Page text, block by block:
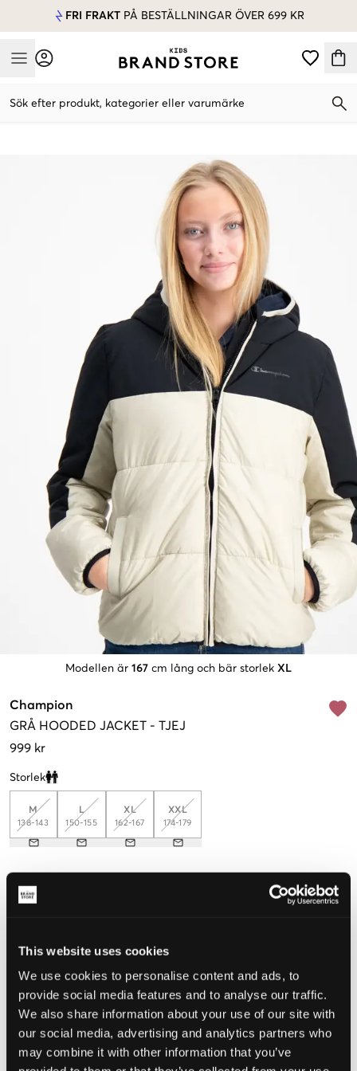
This website uses cookies
We use cookies to personalise content and ads, to
provide social media features and to analyse our traffic.
We also share information about your use of our site with
our social media, advertising and analytics partners who
may combine it with other information that you’ve
FRI FRAKT PÅ BESTÄLLNINGAR ÖVER 699 KR
Mobile Menu
Sök efter produkt, kategorier eller varumärke
Modellen är 167 cm lång och bär storlek XL
Champion
GRÅ HOODED JACKET - TJEJ
999 kr
Storlek
Clone modal
M
138-143
L
150-155
XL
162-167
XXL
174-179
Upplevd storlek
STORLEKSGUIDE
VÄLJ STORLEK
Fri frakt på beställningar över 699 kr
Öppet köpi 60 dagar